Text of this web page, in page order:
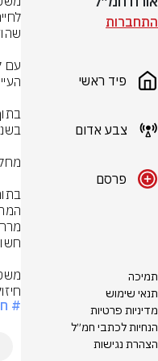
התחברות
פיד ראשי
צבע אדום
פרסם
תמיכה
תנאי שימוש
מדיניות פרטיות
הנחיות לכתבי חמ״ל
הצהרת נגישות
#